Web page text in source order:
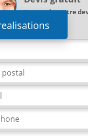
Demandez votre